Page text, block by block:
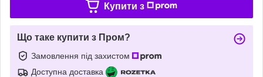
Купити з
Що таке купити з Пром?
Замовлення під захистом
Доступна доставка